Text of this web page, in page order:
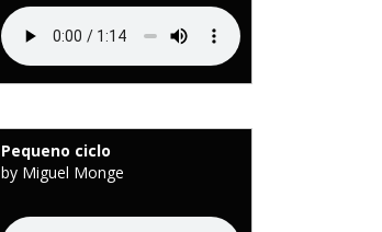
Pequeno ciclo
by Miguel Monge